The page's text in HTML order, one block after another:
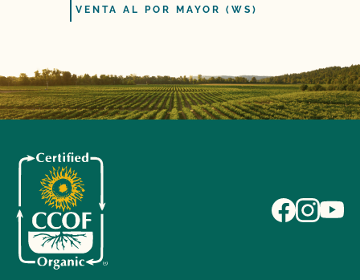
VENTA AL POR MAYOR (WS)